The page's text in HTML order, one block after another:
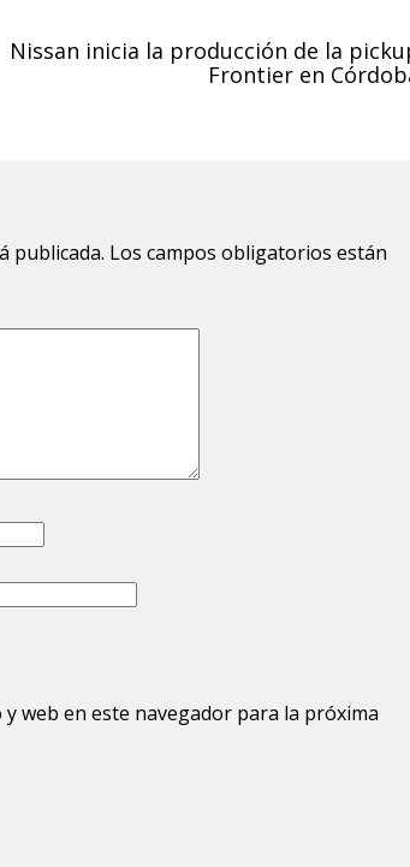
Nissan inicia la producción de la
Frontier en
publicada. Los campos obligatorios están
web en este navegador para la próxima